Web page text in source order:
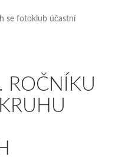
se fotoklub účastní
ROČNÍKU